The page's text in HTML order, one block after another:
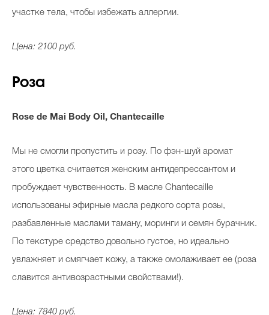
участке тела, чтобы избежать аллергии.
Цена: 2100 руб.
Роза
Rose de Mai Body Oil, Chantecaille
Мы не смогли пропустить и розу. По фэн-шуй аромат
этого цветка считается женским антидепрессантом и
пробуждает чувственность. В масле Chantecaille
использованы эфирные масла редкого сорта розы,
разбавленные маслами таману, моринги и семян бурачник.
По текстуре средство довольно густое, но идеально
увлажняет и смягчает кожу, а также омолаживает ее (роза
славится антивозрастными свойствами!).
Цена: 7840 руб.